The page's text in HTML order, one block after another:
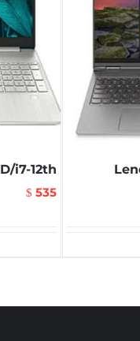
i7-12th
$ 535